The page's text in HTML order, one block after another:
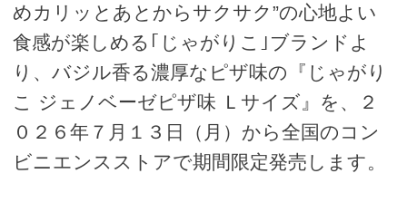
めカリッとあとからサクサク”の心地よい
食感が楽しめる｢じゃがりこ｣ブランドよ
り、バジル香る濃厚なピザ味の『じゃがり
こ ジェノベーゼピザ味 Ｌサイズ』を、２
０２６年７月１３日（月）から全国のコン
ビニエンスストアで期間限定発売します。